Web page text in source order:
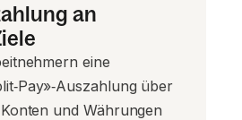
an
eine
über
und Währungen